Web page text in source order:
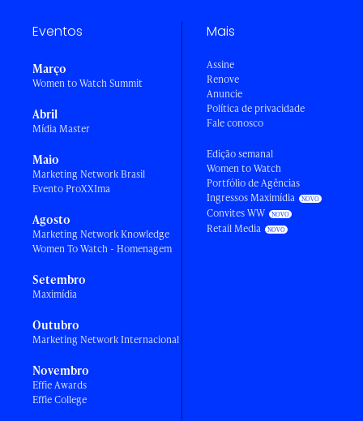
Eventos
Março
Women to Watch Summit
Abril
Mídia Master
Maio
Marketing Network Brasil
Evento ProXXIma
Agosto
Marketing Network Knowledge
Women To Watch - Homenagem
Setembro
Maximídia
Outubro
Marketing Network Internacional
Novembro
Effie Awards
Effie College
Mais
Assine
Renove
Anuncie
Política de privacidade
Fale conosco
Edição semanal
Women to Watch
Portfólio de Agências
Ingressos Maximídia
Convites WW
Retail Media